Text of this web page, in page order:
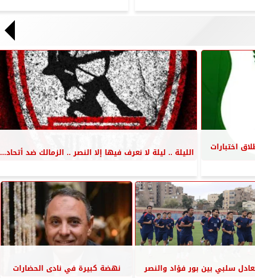
اختبارات
الليلة .. ليلة لا نعرف فيها إلا النصر .. الزمالك ضد أتحاد...
سلبي بين بور فؤاد والنصر نهضة كبيرة في نادى الحضارات